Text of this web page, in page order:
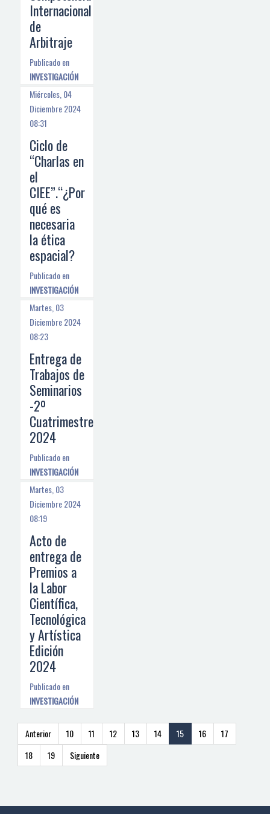
Internacional
de
Arbitraje
Publicado en
INVESTIGACIÓN
Miércoles, 04
Diciembre 2024
08:31
Ciclo de
“Charlas en
el
CIEE”.“¿Por
qué es
necesaria
la ética
espacial?
Publicado en
INVESTIGACIÓN
Martes, 03
Diciembre 2024
08:23
Entrega de
Trabajos de
Seminarios
-2º
Cuatrimestre
2024
Publicado en
INVESTIGACIÓN
Martes, 03
Diciembre 2024
08:19
Acto de
entrega de
Premios a
la Labor
Científica,
Tecnológica
y Artística
Edición
2024
Publicado en
INVESTIGACIÓN
Anterior 10 11 12 13 14 15 16
17
18
19 Siguiente